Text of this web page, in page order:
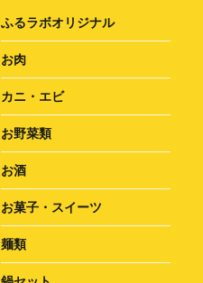
ふるラボオリジナル
お肉
カニ・エビ
お野菜類
お酒
お菓子・スイーツ
麺類